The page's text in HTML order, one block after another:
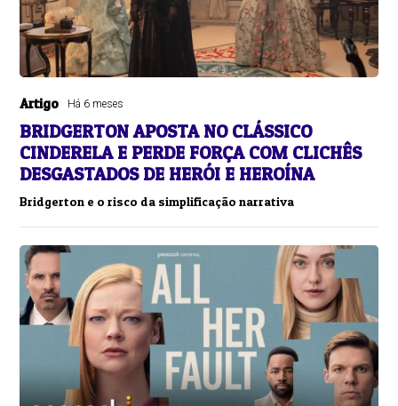
Artigo Há 6 meses
BRIDGERTON APOSTA NO CLÁSSICO
CINDERELA E PERDE FORÇA COM CLICHÊS
DESGASTADOS DE HERÓI E HEROÍNA
Bridgerton e o risco da simplificação narrativa